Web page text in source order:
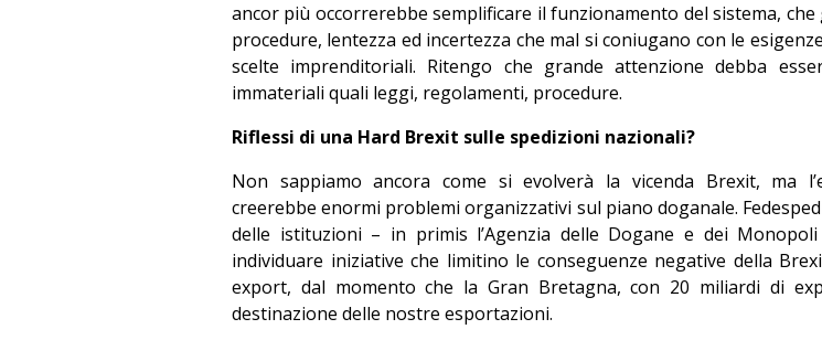
ancor più occorrerebbe semplificare il funzionamento del sistema, che
procedure, lentezza ed incertezza che mal si coniugano con le
scelte imprenditoriali. Ritengo che grande attenzione debba
immateriali quali leggi, regolamenti, procedure.
Riflessi di una Hard Brexit sulle spedizioni nazionali?
Non sappiamo ancora come si evolverà la vicenda Brexit, ma
creerebbe enormi problemi organizzativi sul piano doganale.
delle istituzioni – in primis l’Agenzia delle Dogane e dei
individuare iniziative che limitino le conseguenze negative della
export, dal momento che la Gran Bretagna, con 20 miliardi di
destinazione delle nostre esportazioni.